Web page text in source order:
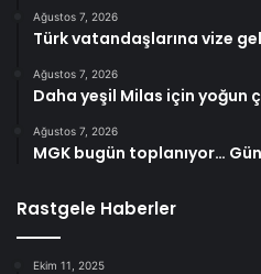
Ağustos 7, 2026
Türk vatandaşlarına vize
Ağustos 7, 2026
Daha yeşil Milas için yoğun
Ağustos 7, 2026
MGK bugün toplanıyor…
Rastgele Haberler
Ekim 11, 2025